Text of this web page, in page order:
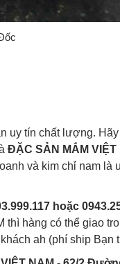
uy tín chất lượng.
ĐẶC SẢN MẮM VIỆT
và kim chỉ nam là
hoặc
hàng có thể giao
ah (phí ship Bạn